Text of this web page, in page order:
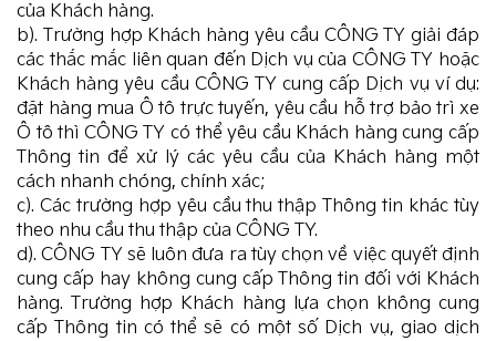
của Khách hàng.
b). Trường hợp Khách hàng yêu cầu CÔNG TY giải đáp
các thắc mắc liên quan đến Dịch vụ của CÔNG TY hoặc
Khách hàng yêu cầu CÔNG TY cung cấp Dịch vụ ví dụ:
đặt hàng mua Ô tô trực tuyến, yêu cầu hỗ trợ bảo trì xe
Ô tô thì CÔNG TY có thể yêu cầu Khách hàng cung cấp
Thông tin để xử lý các yêu cầu của Khách hàng một
cách nhanh chóng, chính xác;
c). Các trường hợp yêu cầu thu thập Thông tin khác tùy
theo nhu cầu thu thập của CÔNG TY.
d). CÔNG TY sẽ luôn đưa ra tùy chọn về việc quyết định
cung cấp hay không cung cấp Thông tin đối với Khách
hàng. Trường hợp Khách hàng lựa chọn không cung
cấp Thông tin có thể sẽ có một số Dịch vụ, giao dịch